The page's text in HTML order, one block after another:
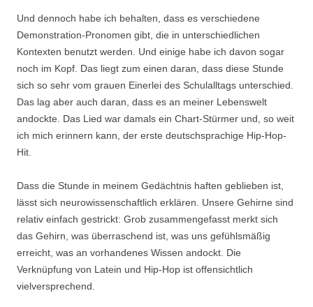
Und dennoch habe ich behalten, dass es verschiedene
Demonstration-Pronomen gibt, die in unterschiedlichen
Kontexten benutzt werden. Und einige habe ich davon sogar
noch im Kopf. Das liegt zum einen daran, dass diese Stunde
sich so sehr vom grauen Einerlei des Schulalltags unterschied.
Das lag aber auch daran, dass es an meiner Lebenswelt
andockte. Das Lied war damals ein Chart-Stürmer und, so weit
ich mich erinnern kann, der erste deutschsprachige Hip-Hop-
Hit.
Dass die Stunde in meinem Gedächtnis haften geblieben ist,
lässt sich neurowissenschaftlich erklären. Unsere Gehirne sind
relativ einfach gestrickt: Grob zusammengefasst merkt sich
das Gehirn, was überraschend ist, was uns gefühlsmäßig
erreicht, was an vorhandenes Wissen andockt. Die
Verknüpfung von Latein und Hip-Hop ist offensichtlich
vielversprechend.